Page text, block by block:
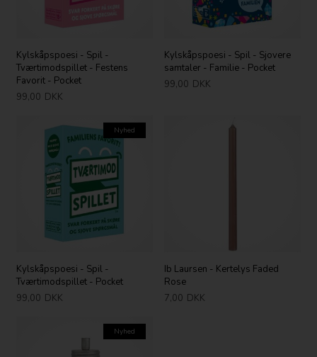
Kylskåpspoesi - Spil -
Tværtimodspillet - Festens
Favorit - Pocket
99,00 DKK
Kylskåpspoesi - Spil - Sjovere
samtaler - Familie - Pocket
99,00 DKK
Nyhed
Kylskåpspoesi - Spil -
Tværtimodspillet - Pocket
99,00 DKK
Ib Laursen - Kertelys Faded
Rose
7,00 DKK
Nyhed